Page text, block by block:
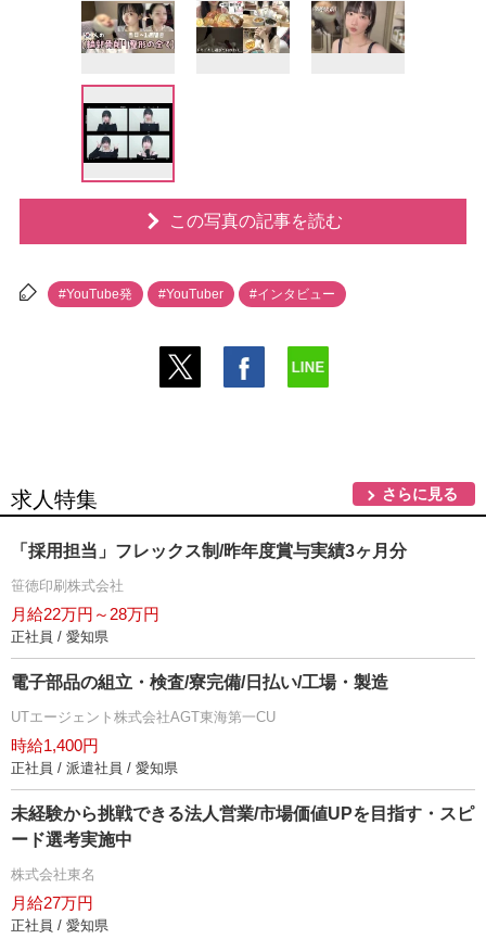
この写真の記事を読む
#YouTube発 #YouTuber #インタビュー
求人特集 さらに見る
「採用担当」フレックス制/昨年度賞与実績3ヶ月分
笹徳印刷株式会社
月給22万円～28万円
正社員 / 愛知県
電子部品の組立・検査/寮完備/日払い/工場・製造
UTエージェント株式会社AGT東海第一CU
時給1,400円
正社員 / 派遣社員 / 愛知県
未経験から挑戦できる法人営業/市場価値UPを目指す・スピ
ード選考実施中
株式会社東名
月給27万円
正社員 / 愛知県